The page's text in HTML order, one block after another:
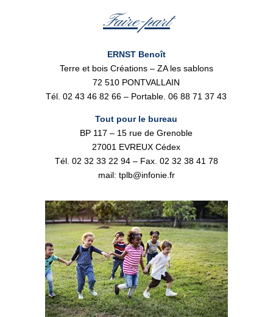
Faire-part
ERNST Benoît
Terre et bois Créations – ZA les sablons
72 510 PONTVALLAIN
Tél. 02 43 46 82 66 – Portable. 06 88 71 37 43
Tout pour le bureau
BP 117 – 15 rue de Grenoble
27001 EVREUX Cédex
Tél. 02 32 33 22 94 – Fax. 02 32 38 41 78
mail: tplb@infonie.fr